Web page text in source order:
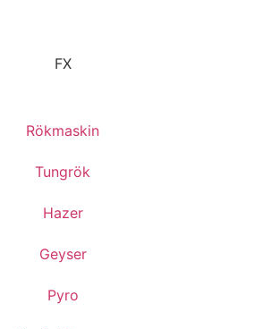
FX
Rökmaskin
Tungrök
Hazer
Geyser
Pyro